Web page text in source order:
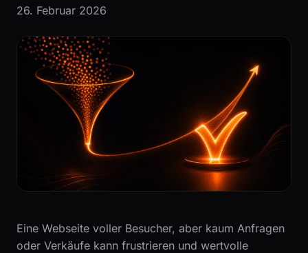
26. Februar 2026
Eine Webseite voller Besucher, aber kaum Anfragen
oder Verkäufe kann frustrieren und wertvolle